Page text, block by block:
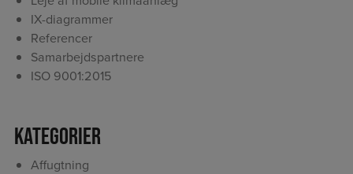
IX-diagrammer
Referencer
Samarbejdspartnere
ISO 9001:2015
Kategorier
Affugtning